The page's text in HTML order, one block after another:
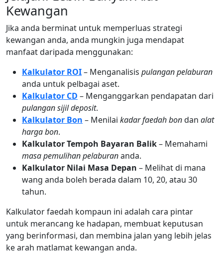
Kewangan
Jika anda berminat untuk memperluas strategi
kewangan anda, anda mungkin juga mendapat
manfaat daripada menggunakan:
Kalkulator ROI– Menganalisis pulangan pelaburan
anda untuk pelbagai aset.
Kalkulator CD – Menganggarkan pendapatan dari
pulangan sijil deposit.
Kalkulator Bon – Menilai kadar faedah bondan alat
harga bon.
Kalkulator Tempoh Bayaran Balik– Memahami
masa pemulihan pelaburananda.
Kalkulator Nilai Masa Depan – Melihat di mana
wang anda boleh berada dalam 10, 20, atau 30
tahun.
Kalkulator faedah kompaun ini adalah cara pintar
untuk merancang ke hadapan, membuat keputusan
yang berinformasi, dan membina jalan yang lebih jelas
ke arah matlamat kewangan anda.